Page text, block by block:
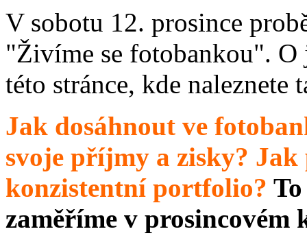
V sobotu 12. prosince
"Živíme se fotobankou". O
této stránce, kde naleznete
Jak dosáhnout ve
svoje příjmy a zisky?
konzistentní portfolio?
zaměříme v prosincovém